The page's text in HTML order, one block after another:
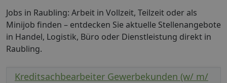
Jobs in Raubling: Arbeit in Vollzeit, Teilzeit oder als
Minijob finden – entdecken Sie aktuelle Stellenangebote
in Handel, Logistik, Büro oder Dienstleistung direkt in
Raubling.
Kreditsachbearbeiter Gewerbekunden (w/ m/